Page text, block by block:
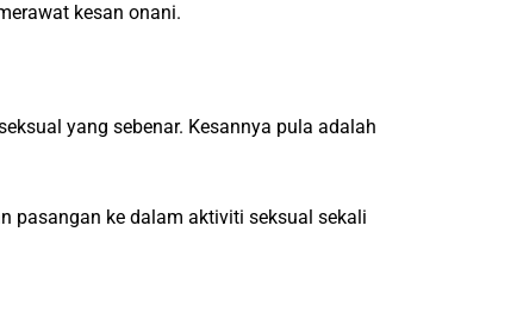
kesan onani.
yang sebenar. Kesannya pula adalah
pasangan ke dalam aktiviti seksual sekali